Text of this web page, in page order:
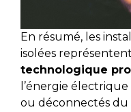
En résumé, les
isolées
technologique
l’énergie
ou déconnectés du